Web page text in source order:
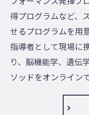
得プログラムなど、
せるプログラムを用
指導者として現場に
り、脳機能学、遺伝
ソッドをオンライン